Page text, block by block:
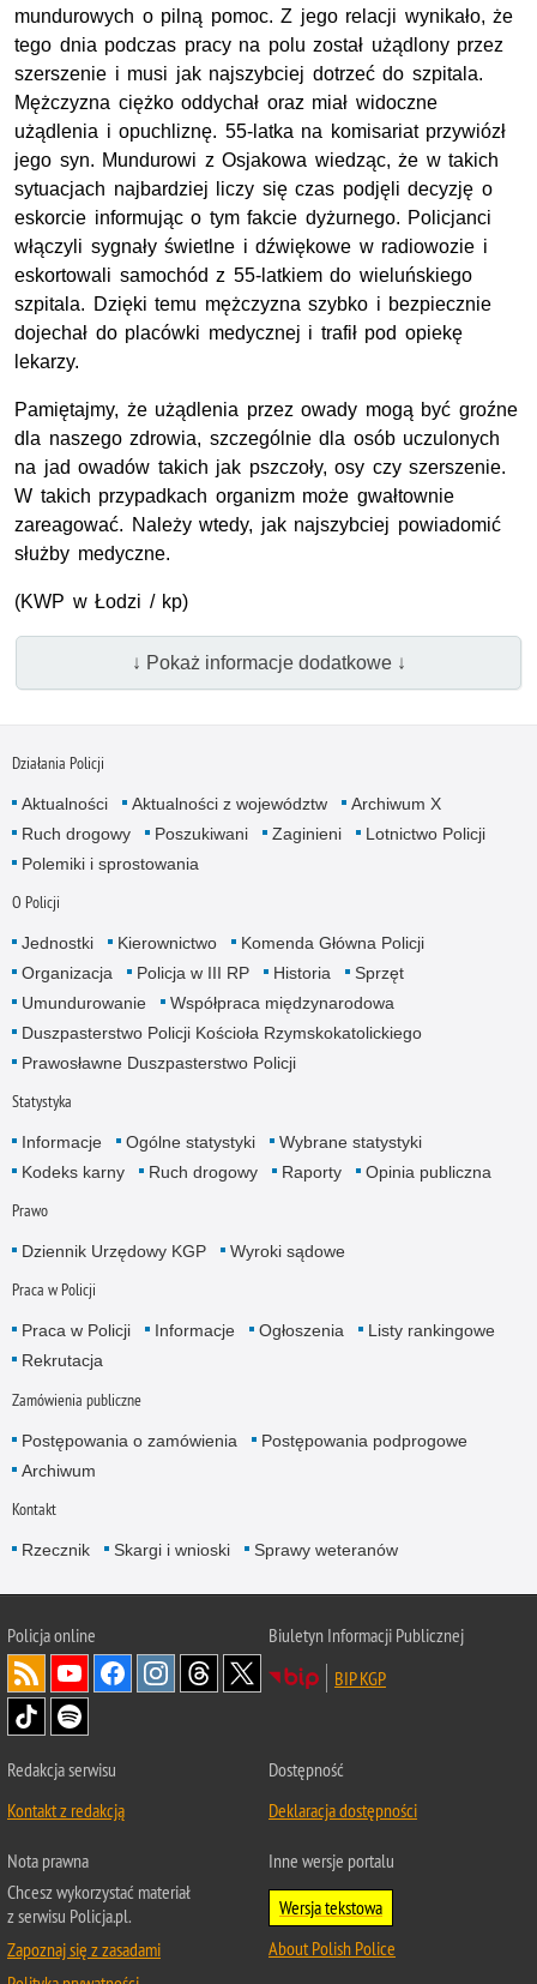
mundurowych o pilną pomoc. Z jego relacji wynikało, że
tego dnia podczas pracy na polu został użądlony przez
szerszenie i musi jak najszybciej dotrzeć do szpitala.
Mężczyzna ciężko oddychał oraz miał widoczne
użądlenia i opuchliznę. 55-latka na komisariat przywiózł
jego syn. Mundurowi z Osjakowa wiedząc, że w takich
sytuacjach najbardziej liczy się czas podjęli decyzję o
eskorcie informując o tym fakcie dyżurnego. Policjanci
włączyli sygnały świetlne i dźwiękowe w radiowozie i
eskortowali samochód z 55-latkiem do wieluńskiego
szpitala. Dzięki temu mężczyzna szybko i bezpiecznie
dojechał do placówki medycznej i trafił pod opiekę
lekarzy.
Pamiętajmy, że użądlenia przez owady mogą być groźne
dla naszego zdrowia, szczególnie dla osób uczulonych
na jad owadów takich jak pszczoły, osy czy szerszenie.
W takich przypadkach organizm może gwałtownie
zareagować. Należy wtedy, jak najszybciej powiadomić
służby medyczne.
(KWP w Łodzi / kp)
↓ Pokaż informacje dodatkowe ↓
Działania Policji
Aktualności Aktualności z województw
Archiwum X
Ruch drogowy
Poszukiwani Zaginieni
Lotnictwo Policji
Polemiki i sprostowania
O Policji
Jednostki Kierownictwo
Komenda Główna Policji
Organizacja
Policja w III RP Historia
Sprzęt
Umundurowanie
Współpraca międzynarodowa
Duszpasterstwo Policji Kościoła Rzymskokatolickiego
Prawosławne Duszpasterstwo Policji
Statystyka
Informacje Ogólne statystyki
Wybrane statystyki
Kodeks karny
Ruch drogowy Raporty Opinia publiczna
Prawo
Dziennik Urzędowy KGP Wyroki sądowe
Praca w Policji
Praca w Policji Informacje Ogłoszenia
Listy rankingowe
Rekrutacja
Zamówienia publiczne
Postępowania o zamówienia
Postępowania podprogowe
Archiwum
Kontakt
Rzecznik Skargi i wnioski Sprawy weteranów
Policjaonline
Biuletyn Informacji Publicznej
BIP KGP
Redakcja serwisu
Kontakt z redakcją
Dostępność
Deklaracja dostępności
Nota prawna
Chcesz wykorzystać materiał
z serwisu Policja.pl.
Zapoznaj się z zasadami
Inne wersje portalu
Wersja tekstowa
About Polish Police